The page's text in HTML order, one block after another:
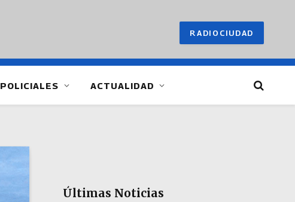
RADIOCIUDAD
POLICIALES ACTUALIDAD
Últimas Noticias